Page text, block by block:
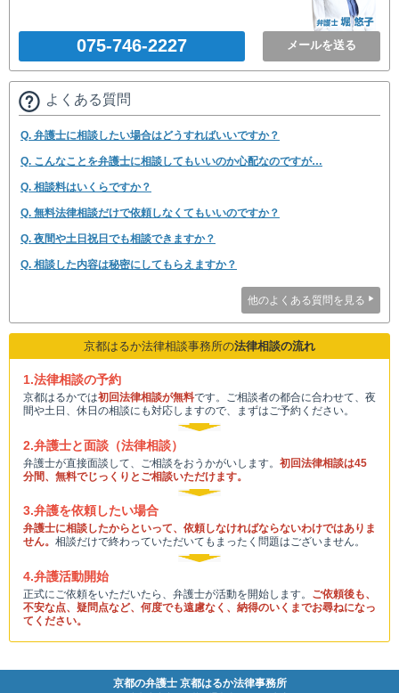
075-746-2227 メールを送る
よくある質問
Q. 弁護士に相談したい場合はどうすればいいですか？
Q. こんなことを弁護士に相談してもいいのか心配なのですが…
Q. 相談料はいくらですか？
Q. 無料法律相談だけで依頼しなくてもいいのですか？
Q. 夜間や土日祝日でも相談できますか？
Q. 相談した内容は秘密にしてもらえますか？
他のよくある質問を見る
京都はるか法律相談事務所の法律相談の流れ
1.法律相談の予約
京都はるかでは初回法律相談が無料です。ご相談者の都合に合わせて、夜
間や土日、休日の相談にも対応しますので、まずはご予約ください。
2.弁護士と面談（法律相談）
弁護士が直接面談して、ご相談をおうかがいします。 初回法律相談は45
分間、無料でじっくりとご相談いただけます。
3.弁護を依頼したい場合
弁護士に相談したからといって、依頼しなければならないわけではありま
せん。 相談だけで終わっていただいてもまったく問題はございません。
4.弁護活動開始
正式にご依頼をいただいたら、弁護士が活動を開始します。 ご依頼後も、
不安な点、疑問点など、何度でも遠慮なく、納得のいくまでお尋ねになっ
てください。
京都の弁護士 京都はるか法律事務所